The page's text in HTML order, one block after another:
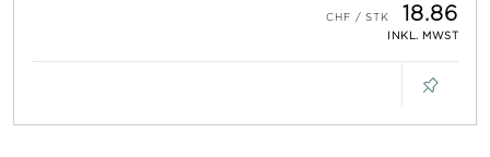
18.86
INKL. MWST